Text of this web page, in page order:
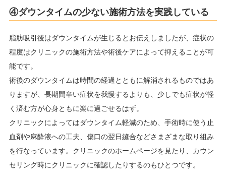
④ダウンタイムの少ない施術方法を実践している
脂肪吸引後はダウンタイムが生じるとお伝えしましたが、症状の
程度はクリニックの施術方法や術後ケアによって抑えることが可
能です。
術後のダウンタイムは時間の経過とともに解消されるものではあ
りますが、長期間辛い症状を我慢するよりも、少しでも症状が軽
く済む方が心身ともに楽に過ごせるはず。
クリニックによってはダウンタイム軽減のため、手術時に使う止
血剤や麻酔液への工夫、傷口の翌日縫合などさまざまな取り組み
を行なっています。クリニックのホームページを見たり、カウン
セリング時にクリニックに確認したりするのもひとつです。